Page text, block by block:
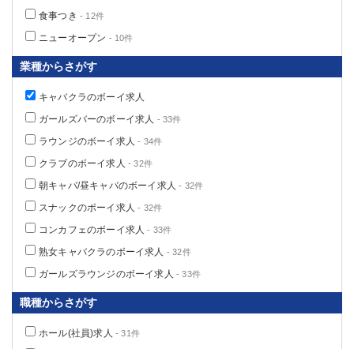
食事つき - 12件
ニューオープン - 10件
業種からさがす
キャバクラのボーイ求人
ガールズバーのボーイ求人 - 33件
ラウンジのボーイ求人 - 34件
クラブのボーイ求人 - 32件
朝キャバ/昼キャバのボーイ求人 - 32件
スナックのボーイ求人 - 32件
コンカフェのボーイ求人 - 33件
熟女キャバクラのボーイ求人 - 32件
ガールズラウンジのボーイ求人 - 33件
職種からさがす
ホール(社員)求人 - 31件